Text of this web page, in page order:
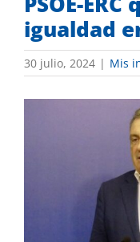
igualdad
30 julio, 2024 | Mis